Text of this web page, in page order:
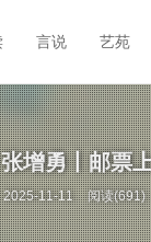
言说 艺苑
张增勇丨邮票
2025-11-11 阅读(691)